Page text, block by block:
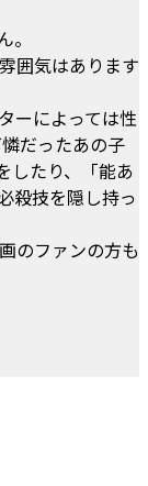
囲気はあります
ーによっては性
だったあの子
したり、「能あ
殺技を隠し持っ
のファンの方も